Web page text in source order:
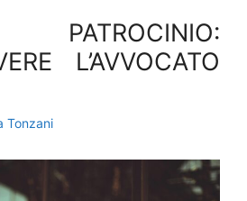
PATROCINIO:
L’AVVOCATO
Tonzani